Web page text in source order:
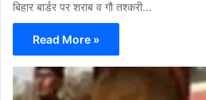
बिहार बार्डर पर शराब व गौ तश्करी…
Read More »